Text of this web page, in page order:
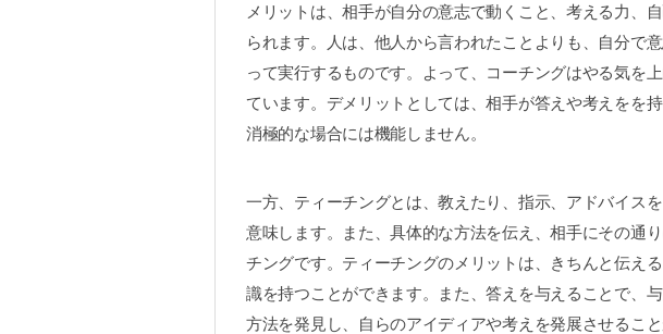
メリットは、相手が自分の意志で動くこと、考える力、
られます。人は、他人から言われたことよりも、自分で
って実行するものです。よって、コーチングはやる気を
ています。 デメリットとしては、相手が答えや考えをを
消極的な場合には機能しません。
一方、ティーチングとは、教えたり、指示、アドバイス
意味します。また、具体的な方法を伝え、相手にその通
チングです。ティーチングのメリットは、きちんと伝え
識を持つことができます。また、答えを与えることで、
方法を発見し、自らのアイディアや考えを発展させるこ